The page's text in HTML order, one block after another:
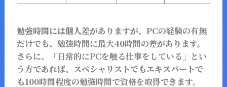
勉強時間には個人差がありますが、 PCの経験の有無
だけでも、 勉強時間に最大40時間の差があります。
さらに、
「日常的にPCを触る仕事をしている」とい
う方であれば、スペシャリストでもエキスパートで
も100時間程度の勉強時間で資格を取得できます。